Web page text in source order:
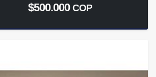
$500.000COP